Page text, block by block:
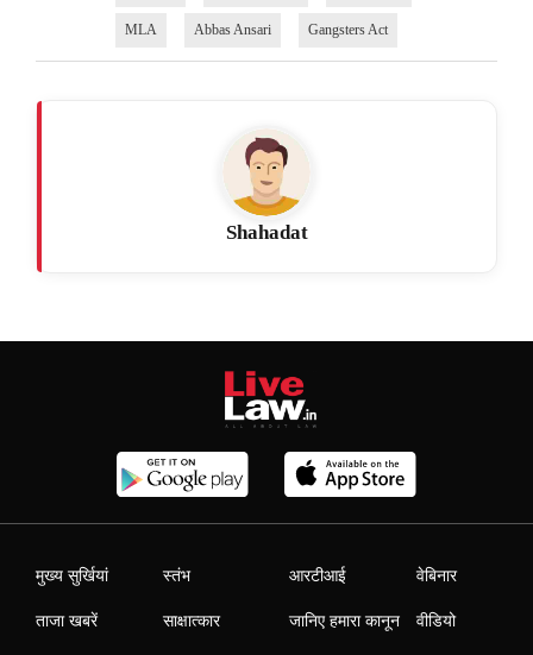
MLA Abbas Ansari Gangsters Act
Shahadat
मुख्य सुर्खियां
ताजा खबरें
स्तंभ
साक्षात्कार
आरटीआई
जानिए हमारा कानून
वेबिनार
वीडियो